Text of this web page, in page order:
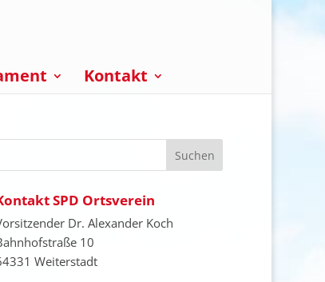
Kontakt
SPD Ortsverein
Dr. Alexander Koch
10
Weiterstadt